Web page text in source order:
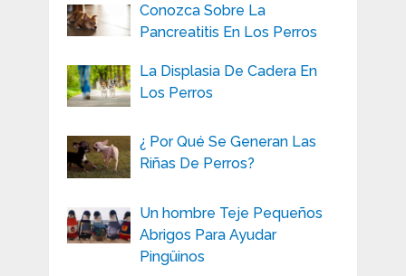
Conozca Sobre La
Pancreatitis En Los Perros
La Displasia De Cadera En
Los Perros
¿ Por Qué Se Generan Las
Riñas De Perros?
Un hombre Teje Pequeños
Abrigos Para Ayudar
Pingüinos